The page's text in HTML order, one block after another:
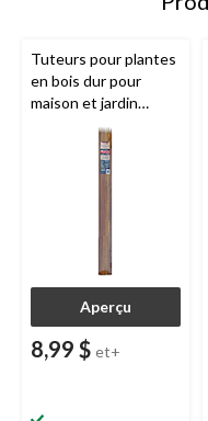
Tuteurs pour plantes
en bois dur pour
maison et jardin
Select,
choix varié, emb. 6
Aperçu
8,99 $ et+